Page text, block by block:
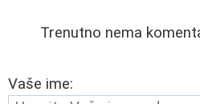
Trenutno nema
Vaše ime: